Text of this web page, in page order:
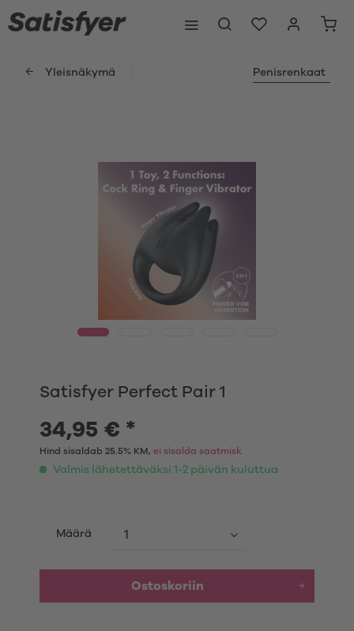
Yleisnäkymä Penisrenkaat
Satisfyer Perfect Pair 1
34,95 € *
Hind sisaldab 25.5% KM, ei sisalda saatmisk
Valmis lähetettäväksi 1-2 päivän kuluttua
Määrä
Ostoskoriin